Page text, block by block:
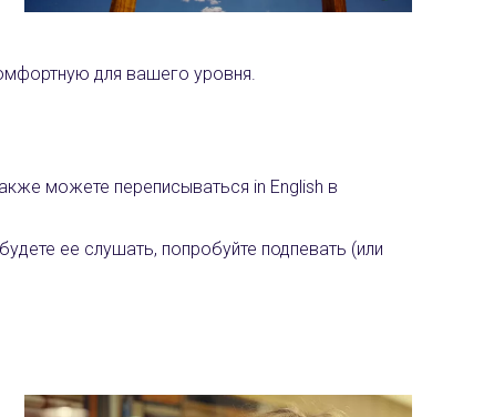
для вашего уровня.
можете переписываться in English в
ее слушать, попробуйте подпевать (или